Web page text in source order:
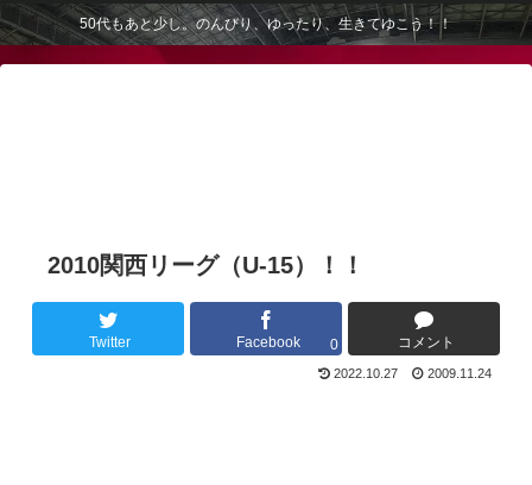
50代もあと少し。のんびり、ゆったり、生きてゆこう！！
2010関西リーグ（U-15）！！
Twitter Facebook 0 コメント
2022.10.27 2009.11.24